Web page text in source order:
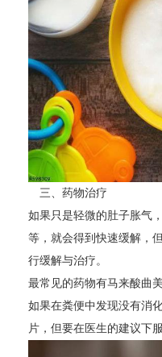
三、药物治疗
如果只是轻微的肚子胀气
等，就会得到快速缓解，
行缓解与治疗。
最常见的药物有马来酸曲
如果在粪便中发现没有消
片，但要在医生的建议下